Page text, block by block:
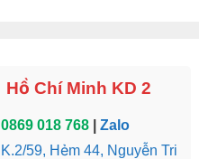
Hồ Chí Minh KD 2
0869 018 768| Zalo
K.2/59, Hẻm 44, Nguyễn Tri